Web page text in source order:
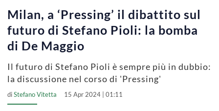
Milan, a ‘Pressing’ il dibattito sul
futuro di Stefano Pioli: la bomba
di De Maggio
Il futuro di Stefano Pioli è sempre più in dubbio:
la discussione nel corso di 'Pressing'
diStefano Vitetta 15 Apr 2024 | 01:11